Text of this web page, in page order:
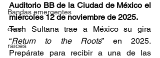
Bandas emergentes
cann
raices
Auditorio BB de la Ciudad de México el
miércoles 12 de noviembre de 2025.
Tash Sultana trae a México su gira
“Return to the Roots” en 2025.
Prepárate para recibir a una de las